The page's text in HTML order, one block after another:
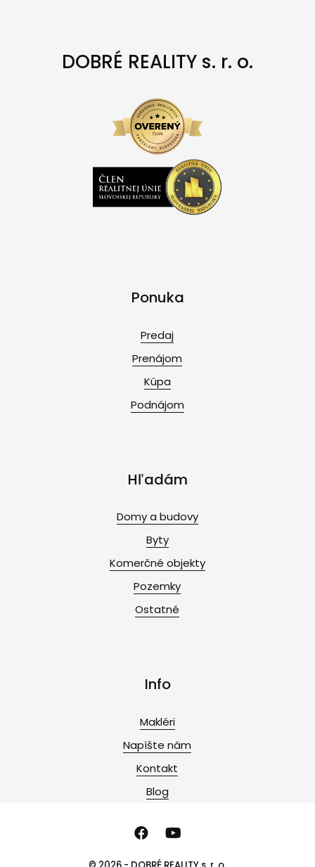
DOBRÉ REALITY s. r. o.
Ponuka
Predaj
Prenájom
Kúpa
Podnájom
Hľadám
Domy a budovy
Byty
Komerčné objekty
Pozemky
Ostatné
Info
Makléri
Napíšte nám
Kontakt
Blog